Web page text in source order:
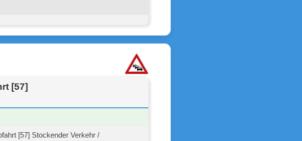
[57]
[57] Stockender Verkehr /